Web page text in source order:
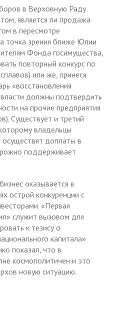
в Верховную Раду
является ли продажа
в пересмотре
точка зрения ближе Юлии
Фонда госимущества,
повторный конкурс по
или же, принеся
«восстановления
власти должны подтвердить
на прочие предприятия
Существует и третий
владельцы
доплаты в
поддерживает
оказывается в
острой конкуренции с
«Первая
служит вызовом для
к тезису о
капитала»
показал, что в
космополитичен и это
новую ситуацию.